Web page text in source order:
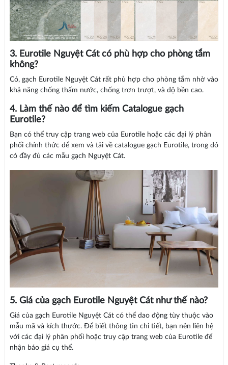
3. Eurotile Nguyệt Cát có phù hợp cho phòng tắm
không?
Có, gạch Eurotile Nguyệt Cát rất phù hợp cho phòng tắm nhờ vào
khả năng chống thấm nước, chống trơn trượt, và độ bền cao.
4. Làm thế nào để tìm kiếm Catalogue gạch
Eurotile?
Bạn có thể truy cập trang web của Eurotile hoặc các đại lý phân
phối chính thức để xem và tải về catalogue gạch Eurotile, trong đó
có đầy đủ các mẫu gạch Nguyệt Cát.
5. Giá của gạch Eurotile Nguyệt Cát như thế nào?
Giá của gạch Eurotile Nguyệt Cát có thể dao động tùy thuộc vào
mẫu mã và kích thước. Để biết thông tin chi tiết, bạn nên liên hệ
với các đại lý phân phối hoặc truy cập trang web của Eurotile để
nhận báo giá cụ thể.